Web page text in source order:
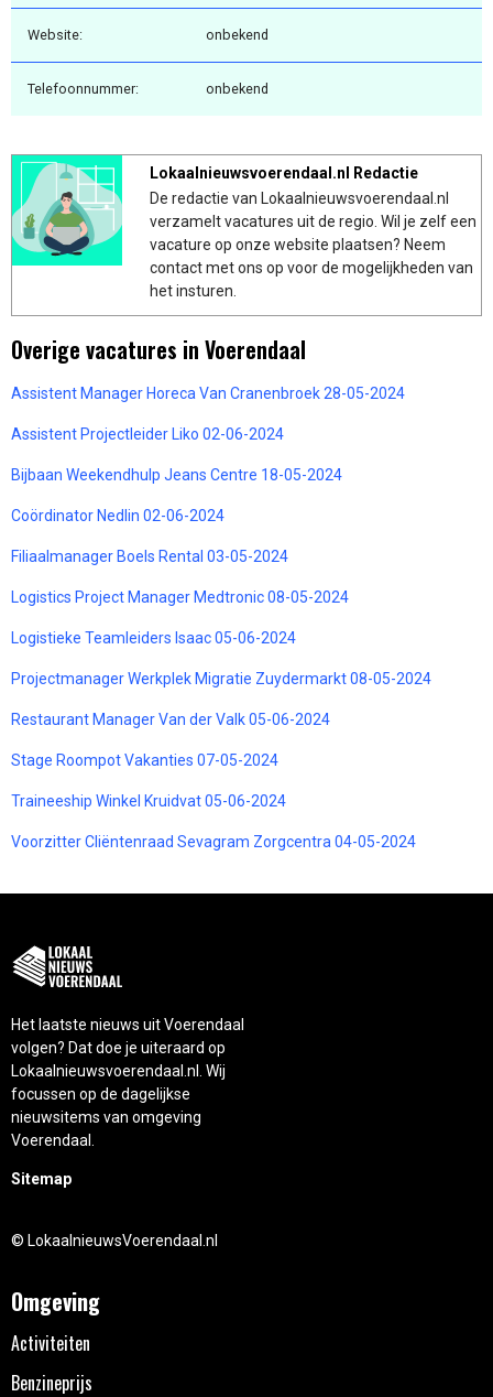
Website: onbekend
Telefoonnummer: onbekend
Lokaalnieuwsvoerendaal.nl Redactie
De redactie van Lokaalnieuwsvoerendaal.nl
verzamelt vacatures uit de regio. Wil je zelf een
vacature op onze website plaatsen? Neem
contact met ons op voor de mogelijkheden van
het insturen.
Overige vacatures in Voerendaal
Assistent Manager Horeca Van Cranenbroek 28-05-2024
Assistent Projectleider Liko 02-06-2024
Bijbaan Weekendhulp Jeans Centre 18-05-2024
Coördinator Nedlin 02-06-2024
Filiaalmanager Boels Rental 03-05-2024
Logistics Project Manager Medtronic 08-05-2024
Logistieke Teamleiders Isaac 05-06-2024
Projectmanager Werkplek Migratie Zuydermarkt 08-05-2024
Restaurant Manager Van der Valk 05-06-2024
Stage Roompot Vakanties 07-05-2024
Traineeship Winkel Kruidvat 05-06-2024
Voorzitter Cliëntenraad Sevagram Zorgcentra 04-05-2024
Het laatste nieuws uit Voerendaal
volgen? Dat doe je uiteraard op
Lokaalnieuwsvoerendaal.nl. Wij
focussen op de dagelijkse
nieuwsitems van omgeving
Voerendaal.
Sitemap
© LokaalnieuwsVoerendaal.nl
Omgeving
Activiteiten
Benzineprijs